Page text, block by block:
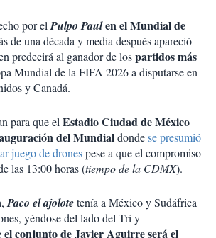
por elPulpo Paulen el Mundial de
de una década y media después apareció
predecirá al ganador de lospartidos más
Mundial de la FIFA 2026 a disputarse en
y Canadá.
para que elEstadio Ciudad de México
del Mundialdondese presumió
juego de dronespese a que el compromiso
las 13:00 horas (tiempo de la CDMX).
Paco el ajolotetenía a México y Sudáfrica
yéndose del lado del Tri y
conjunto de Javier Aguirre será el